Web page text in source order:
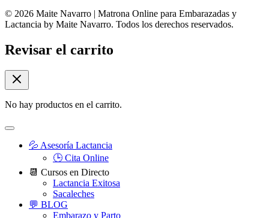
© 2026 Maite Navarro | Matrona Online para Embarazadas y
Lactancia by Maite Navarro. Todos los derechos reservados.
Revisar el carrito
No hay productos en el carrito.
💦 Asesoría Lactancia
🕒 Cita Online
📆 Cursos en Directo
Lactancia Exitosa
Sacaleches
💬 BLOG
Embarazo y Parto